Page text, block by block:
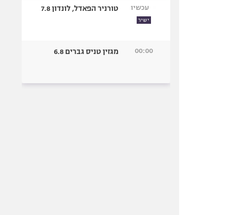
עכשיו
ישיר
טורניר הפאדל, לונדון 7.8
00:00 מגזין טניס גברים 6.8